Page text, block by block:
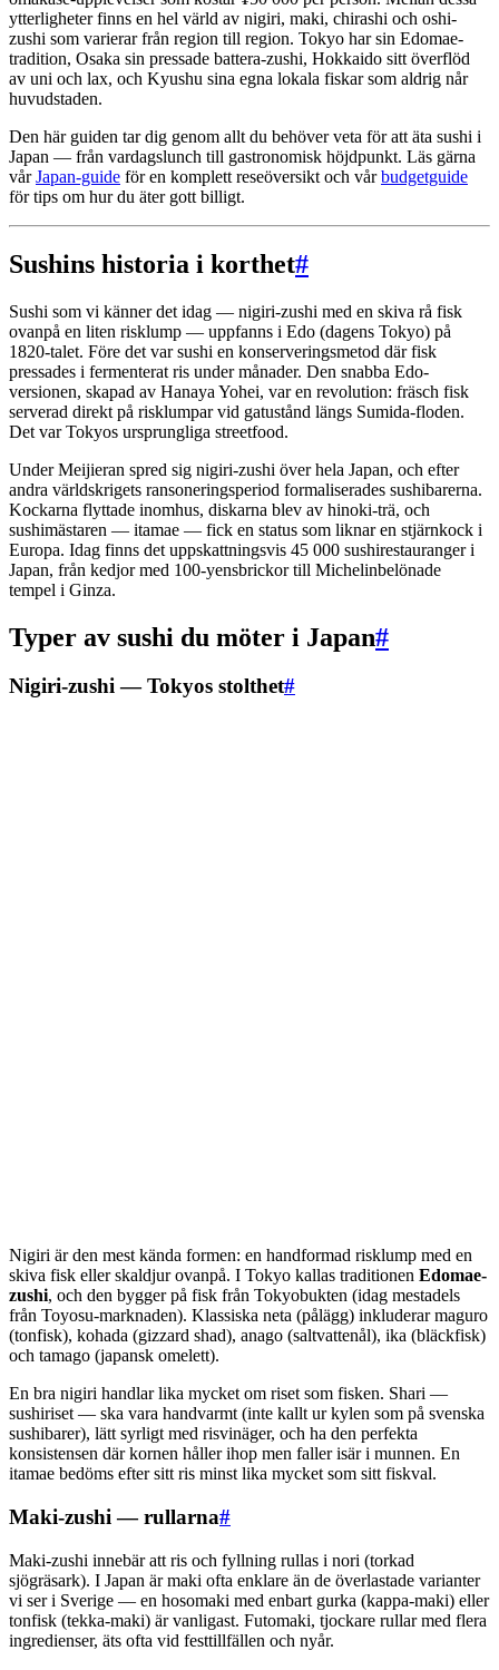
ytterligheter finns en hel värld av nigiri, maki, chirashi och oshi-
zushi som varierar från region till region. Tokyo har sin Edomae-
tradition, Osaka sin pressade battera-zushi, Hokkaido sitt överflöd
av uni och lax, och Kyushu sina egna lokala fiskar som aldrig når
huvudstaden.
Den här guiden tar dig genom allt du behöver veta för att äta sushi i
Japan — från vardagslunch till gastronomisk höjdpunkt. Läs gärna
vårJapan-guide för en komplett reseöversikt och vårbudgetguide
för tips om hur du äter gott billigt.
Sushins historia i korthet#
Sushi som vi känner det idag — nigiri-zushi med en skiva rå fisk
ovanpå en liten risklump — uppfanns i Edo (dagens Tokyo) på
1820-talet. Före det var sushi en konserveringsmetod där fisk
pressades i fermenterat ris under månader. Den snabba Edo-
versionen, skapad av Hanaya Yohei, var en revolution: fräsch fisk
serverad direkt på risklumpar vid gatustånd längs Sumida-floden.
Det var Tokyos ursprungliga streetfood.
Under Meijieran spred sig nigiri-zushi över hela Japan, och efter
andra världskrigets ransoneringsperiod formaliserades sushibarerna.
Kockarna flyttade inomhus, diskarna blev av hinoki-trä, och
sushimästaren — itamae — fick en status som liknar en stjärnkock i
Europa. Idag finns det uppskattningsvis 45 000 sushirestauranger i
Japan, från kedjor med 100-yensbrickor till Michelinbelönade
tempel i Ginza.
Typer av sushi du möter i Japan#
Nigiri-zushi — Tokyos stolthet#
Nigiri är den mest kända formen: en handformad risklump med en
skiva fisk eller skaldjur ovanpå. I Tokyo kallas traditionen Edomae-
zushi, och den bygger på fisk från Tokyobukten (idag mestadels
från Toyosu-marknaden). Klassiska neta (pålägg) inkluderar maguro
(tonfisk), kohada (gizzard shad), anago (saltvattenål), ika (bläckfisk)
och tamago (japansk omelett).
En bra nigiri handlar lika mycket om riset som fisken. Shari —
sushiriset — ska vara handvarmt (inte kallt ur kylen som på svenska
sushibarer), lätt syrligt med risvinäger, och ha den perfekta
konsistensen där kornen håller ihop men faller isär i munnen. En
itamae bedöms efter sitt ris minst lika mycket som sitt fiskval.
Maki-zushi — rullarna#
Maki-zushi innebär att ris och fyllning rullas i nori (torkad
sjögräsark). I Japan är maki ofta enklare än de överlastade varianter
vi ser i Sverige — en hosomaki med enbart gurka (kappa-maki) eller
tonfisk (tekka-maki) är vanligast. Futomaki, tjockare rullar med flera
ingredienser, äts ofta vid festtillfällen och nyår.